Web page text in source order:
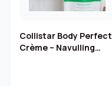
Collistar Body Perfect
Crème – Navulling